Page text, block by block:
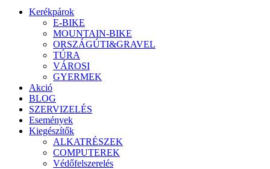
Kerékpárok
E-BIKE
MOUNTAIN-BIKE
ORSZÁGÚTI&GRAVEL
TÚRA
VÁROSI
GYERMEK
Akció
BLOG
SZERVIZELÉS
Események
Kiegészítők
ALKATRÉSZEK
COMPUTEREK
Védőfelszerelés